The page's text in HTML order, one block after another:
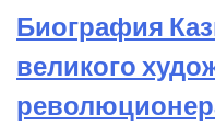
Биография
великого